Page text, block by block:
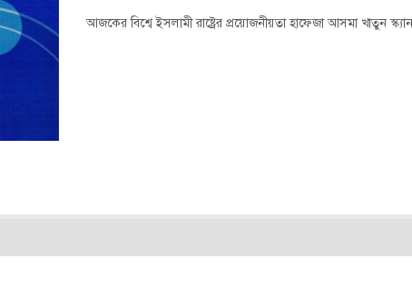
আজকের বিশ্বে ইসলামী রাষ্ট্রের প্রয়োজনীয়তা হাফেজা আসমা খাতুন